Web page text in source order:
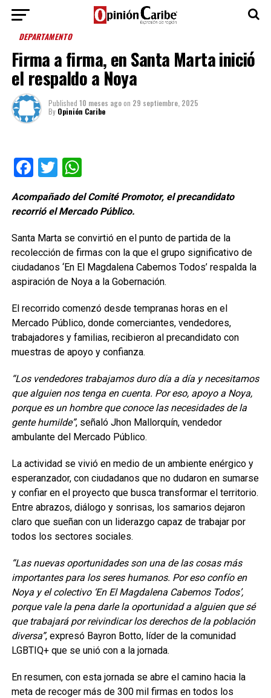
DEPARTAMENTO
Firma a firma, en Santa Marta inició
el respaldo a Noya
Published 10 meses agoon 29 septiembre, 2025
By Opinión Caribe
Facebook
TwitterWhatsApp
Acompañado del Comité Promotor, el precandidato
recorrió el Mercado Público.
Santa Marta se convirtió en el punto de partida de la
recolección de firmas con la que el grupo significativo de
ciudadanos ‘En El Magdalena Cabemos Todos’ respalda la
aspiración de Noya a la Gobernación.
El recorrido comenzó desde tempranas horas en el
Mercado Público, donde comerciantes, vendedores,
trabajadores y familias, recibieron al precandidato con
muestras de apoyo y confianza.
“Los vendedores trabajamos duro día a día y necesitamos
que alguien nos tenga en cuenta. Por eso, apoyo a Noya,
porque es un hombre que conoce las necesidades de la
gente humilde”, señaló Jhon Mallorquín, vendedor
ambulante del Mercado Público.
La actividad se vivió en medio de un ambiente enérgico y
esperanzador, con ciudadanos que no dudaron en sumarse
y confiar en el proyecto que busca transformar el territorio.
Entre abrazos, diálogo y sonrisas, los samarios dejaron
claro que sueñan con un liderazgo capaz de trabajar por
todos los sectores sociales.
“Las nuevas oportunidades son una de las cosas más
importantes para los seres humanos. Por eso confío en
Noya y el colectivo ‘En El Magdalena Cabemos Todos’,
porque vale la pena darle la oportunidad a alguien que sé
que trabajará por reivindicar los derechos de la población
diversa”, expresó Bayron Botto, líder de la comunidad
LGBTIQ+ que se unió con a la jornada.
En resumen, con esta jornada se abre el camino hacia la
meta de recoger más de 300 mil firmas en todos los